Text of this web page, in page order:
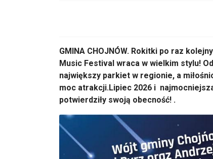
GMINA CHOJNÓW. Rokitki po raz
Music Festival wraca w wielkim stylu!
największy parkiet w regionie, a
moc atrakcji.Lipiec 2026 i
potwierdziły swoją obecność! .